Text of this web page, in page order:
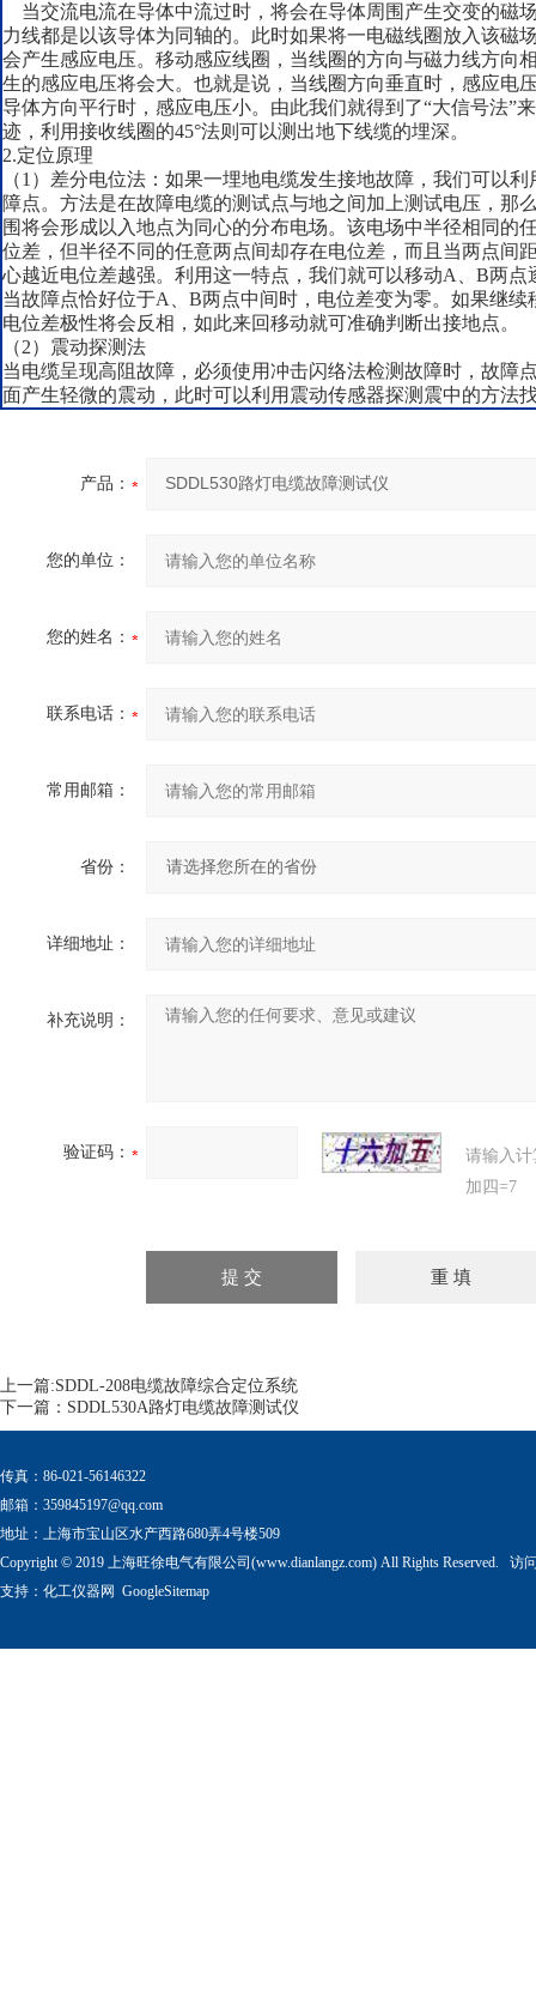
当交流电流在导体中流过时，将会在导体周围产生交变的磁
力线都是以该导体为同轴的。此时如果将一电磁线圈放入该磁
会产生感应电压。移动感应线圈，当线圈的方向与磁力线方向
生的感应电压将会大。也就是说，当线圈方向垂直时，感应电
导体方向平行时，感应电压小。由此我们就得到了“大信号法”
迹，利用接收线圈的45°法则可以测出地下线缆的埋深。
2.定位原理
（1）差分电位法：如果一埋地电缆发生接地故障，我们可以
障点。方法是在故障电缆的测试点与地之间加上测试电压，那
围将会形成以入地点为同心的分布电场。该电场中半径相同的
位差，但半径不同的任意两点间却存在电位差，而且当两点间
心越近电位差越强。利用这一特点，我们就可以移动A、B两点
当故障点恰好位于A、B两点中间时，电位差变为零。如果继续
电位差极性将会反相，如此来回移动就可准确判断出接地点。
（2）震动探测法
当电缆呈现高阻故障，必须使用冲击闪络法检测故障时，故障
面产生轻微的震动，此时可以利用震动传感器探测震中的方法
产品：
您的单位：
您的姓名：
联系电话：
常用邮箱：
省份：
详细地址：
补充说明：
验证码：
请输入
加四=7
上一篇:SDDL-208电缆故障综合定位系统
下一篇： SDDL530A路灯电缆故障测试仪
传真：86-021-56146322
邮箱： 359845197@qq.com
地址：上海市宝山区水产西路680弄4号楼509
Copyright © 2019 上海旺徐电气有限公司(www.dianlangz.com) All Rights Reserved. 访
支持： 化工仪器网 GoogleSitemap